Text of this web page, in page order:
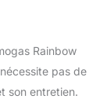
Rainbow
pas de
son entretien.